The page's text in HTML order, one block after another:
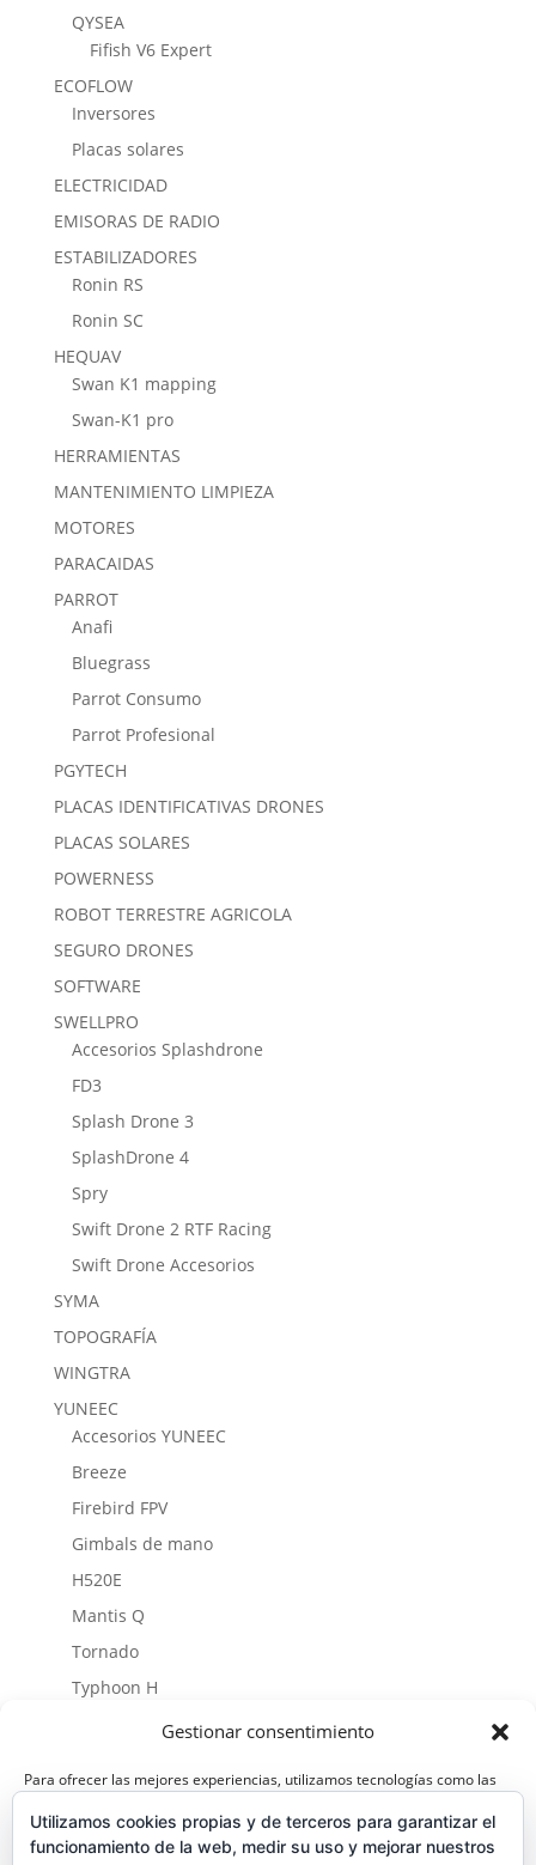
Gestionar consentimiento
Para ofrecer las mejores experiencias, utilizamos tecnologías como las
consentimiento de estas tecnologías nos permitirá procesar datos como
el comportamiento de navegación o las identificaciones únicas en este
QYSEA
Fifish V6 Expert
ECOFLOW
Inversores
Placas solares
ELECTRICIDAD
EMISORAS DE RADIO
ESTABILIZADORES
Ronin RS
Ronin SC
HEQUAV
Swan K1 mapping
Swan-K1 pro
HERRAMIENTAS
MANTENIMIENTO LIMPIEZA
MOTORES
PARACAIDAS
PARROT
Anafi
Bluegrass
Parrot Consumo
Parrot Profesional
PGYTECH
PLACAS IDENTIFICATIVAS DRONES
PLACAS SOLARES
POWERNESS
ROBOT TERRESTRE AGRICOLA
SEGURO DRONES
SOFTWARE
SWELLPRO
Accesorios Splashdrone
FD3
Splash Drone 3
SplashDrone 4
Spry
Swift Drone 2 RTF Racing
Swift Drone Accesorios
SYMA
TOPOGRAFÍA
WINGTRA
YUNEEC
Accesorios YUNEEC
Breeze
Firebird FPV
Gimbals de mano
H520E
Mantis Q
Tornado
Typhoon H
Accesorios Typhoon H Plus
Typhoon H3
Typhoon Q500
Utilizamos cookies propias y de terceros para garantizar el
funcionamiento de la web, medir su uso y mejorar nuestros